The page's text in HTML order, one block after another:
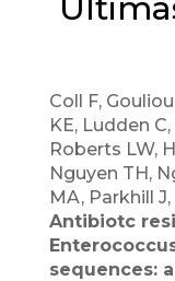
Coll F,
KE, Ludden
Roberts LW,
Nguyen TH,
MA, Parkhill
Antibiotc
sequences: